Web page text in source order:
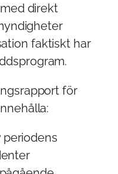
direkt
faktiskt har
för
periodens